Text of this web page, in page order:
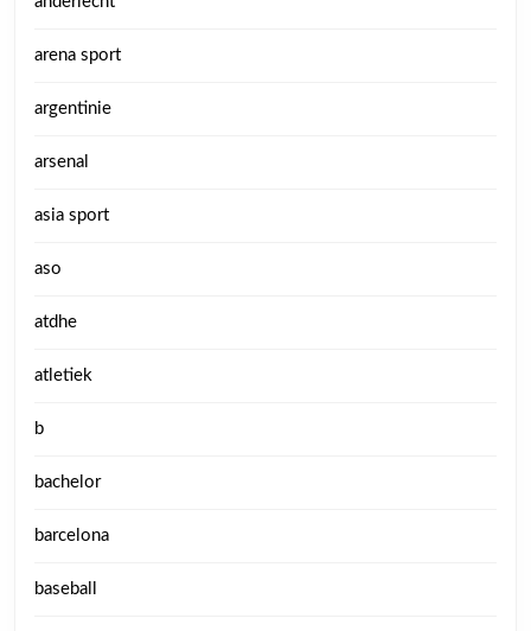
arena sport
argentinie
arsenal
asia sport
aso
atdhe
atletiek
b
bachelor
barcelona
baseball